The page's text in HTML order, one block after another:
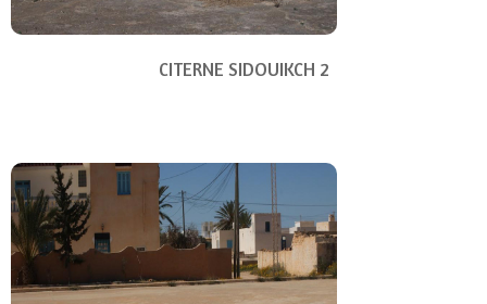
CITERNE SIDOUIKCH 2